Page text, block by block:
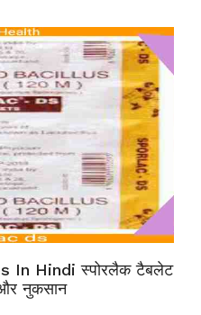
In Hindi स्पोरलैक टैबलेट
नुकसान